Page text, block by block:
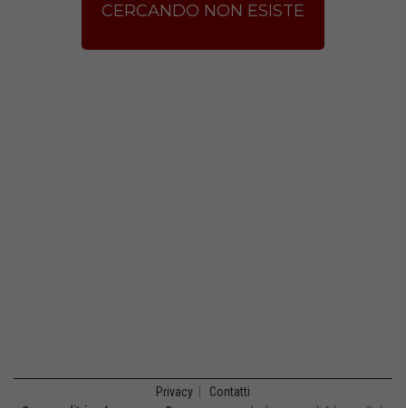
CERCANDO NON ESISTE
Privacy Contatti